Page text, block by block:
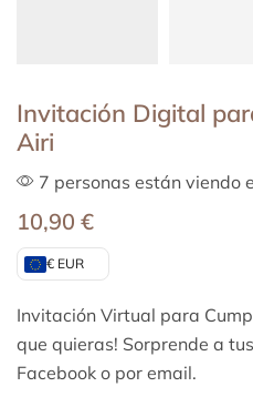
Invitación Digital
Airi
7 personas están viendo
10,90 €
€ EUR
Invitación Virtual para
que quieras! Sorprende a
Facebook o por email.